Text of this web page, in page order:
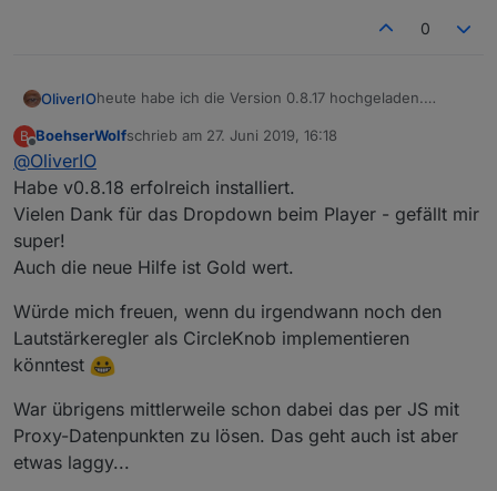
0
OliverIOheute habe ich die Version 0.8.17 hochgeladen.
Playtime /Spielzeit Balken, der den Fortschritt des
auch im Lied gesprungen werden kann
mehrere widgets, die die einzelnen Player-
attribute anzeigen können: string,
für das player-widget und das favoriten widget
konfigurierbar gemacht
und die Bearbeitung des viewindex wurde
Dropdaown/Auswahlliste (@BoehserWolf)
erhalten.
upload all durchführen
B
Offline
BoehserWolfschrieb am 27. Juni 2019, 16:18
zuletzt editiert von
@OliverIO
Habe v0.8.18 erfolreich installiert.
Vielen Dank für das Dropdown beim Player - gefällt mir
super!
Auch die neue Hilfe ist Gold wert.
Würde mich freuen, wenn du irgendwann noch den
Lautstärkeregler als CircleKnob implementieren
könntest
War übrigens mittlerweile schon dabei das per JS mit
Proxy-Datenpunkten zu lösen. Das geht auch ist aber
etwas laggy...